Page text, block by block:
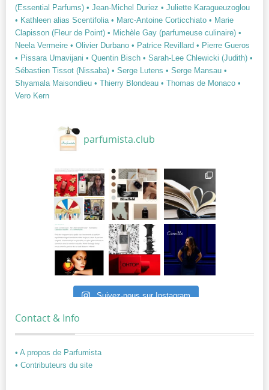
(Essential Parfums) • Jean-Michel Duriez • Juliette Karagueuzoglou
• Kathleen alias Scentifolia • Marc-Antoine Corticchiato • Marie
Clapisson (Fleur de Point) • Michèle Gay (parfumeuse culinaire) •
Neela Vermeire • Olivier Durbano • Patrice Revillard • Pierre Gueros
• Pissara Umavijani • Quentin Bisch • Sarah-Lee Chlewicki (Judith) •
Sébastien Tissot (Nissaba) • Serge Lutens • Serge Mansau •
Shyamala Maisondieu • Thierry Blondeau • Thomas de Monaco •
Vero Kern
parfumista.club
Suivez-nous sur Instagram
Contact & Info
• A propos de Parfumista
• Contributeurs du site